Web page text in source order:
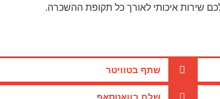
שירות איכותי לאורך כל תקופת ההשכרה.
שתף בטוויטר
שלח בוואטסאפ